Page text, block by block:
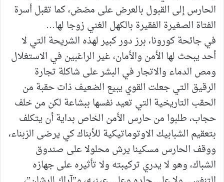
الحارس إلى القبول بالعرض على مضض، كما تقبل أسرة
الفتاة الصغيرة الفقيرة بالكهل الغني زوجا لها…
في جائحة كورونا، برز دور كبير لهذه الشريحة التي لا
أحد يبحث لها الأمن والأمان، غير الراغبين في الاستغلال
ومص الدماء والاتجار في البشر على شاكلة تجارة
الرقيق التي جعلت القوي يبيع الضعيف ذات حقبة من
الحقب التاريخية التي تعيد نفسها ببشاعة لكن من خلف
حجاب، طلبوا من حارس الأمن الخاص بداية أن يتكلف
بتعقيم الشبابيك الاوتوماتيكية للأبناك كي يرضى الزبناء،
ووقف الحارس مسكينا يرش محلولا على صندوق
الشباك، وهو لا يدري تركيبته ولا تأثيره على جهازه